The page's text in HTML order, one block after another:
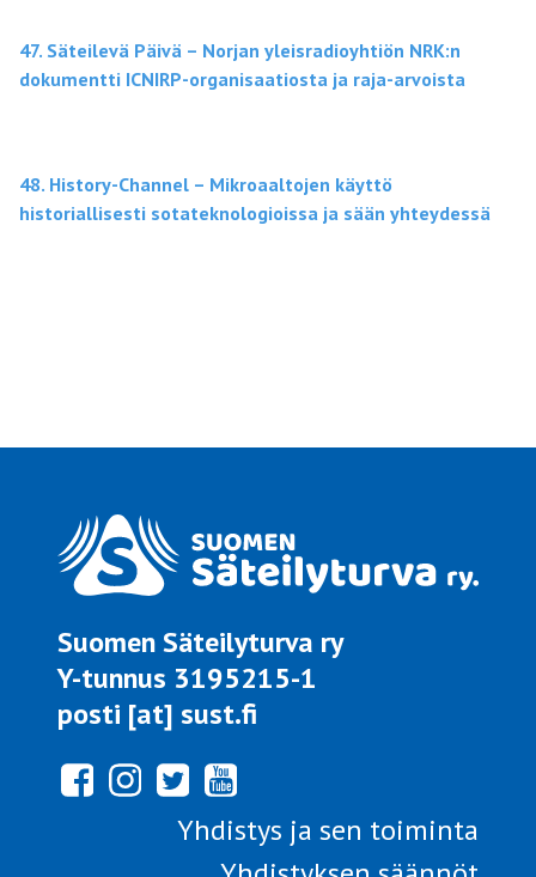
47. Säteilevä Päivä – Norjan yleisradioyhtiön NRK:n
dokumentti ICNIRP-organisaatiosta ja raja-arvoista
48. History-Channel – Mikroaaltojen käyttö
historiallisesti sotateknologioissa ja sään yhteydessä
Suomen Säteilyturva ry
Y-tunnus 3195215-1
posti [at] sust.fi
Yhdistys ja sen toiminta